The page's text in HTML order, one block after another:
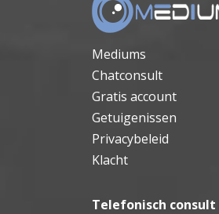
Mediums
Chatconsult
Gratis account
Getuigenissen
Privacybeleid
Klacht
Telefonisch consult